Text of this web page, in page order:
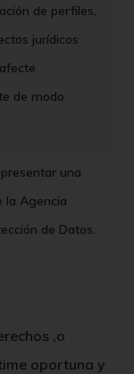
de perfiles,
jurídicos
de modo
una
la Agencia
de Datos.
,o
oportuna y